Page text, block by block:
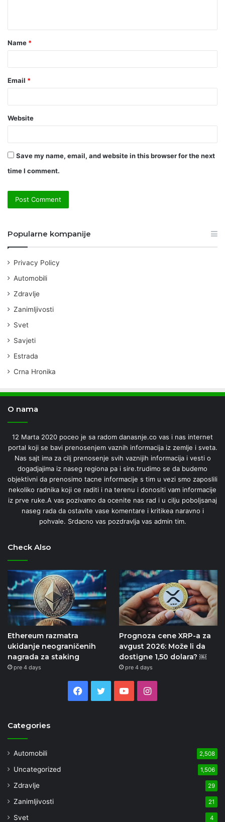
t
*
Name *
Email *
Website
Save my name, email, and website in this browser for the next
time I comment.
Popularne kompanije
Privacy Policy
Automobili
Zdravlje
Zanimljivosti
Svet
Savjeti
Estrada
Crna Hronika
O nama
12 Marta 2020 poceo je sa radom danasnje.co vas i nas internet
portal koji se bavi prenosenjem vaznih informacija iz zemlje i sveta.
Nas sajt ima za cilj prenosenje svih vaznijih informacija i vesti o
dogadjajima iz naseg regiona pa i sire.trudimo se da budemo
objektivni da prenosimo tacne informacije s tim u vezi smo zaposlili
nekoliko radnika koji ce raditi i na terenu i donositi vam informacije
iz prve ruke.A vas pozivamo da ocenite nas rad i u cilju poboljsanaj
naseg rada da ostavite vase komentare i kritikea naravno i
pohvale. Srdacno vas pozdravlja vas admin tim.
Check Also
Ethereum razmatra
ukidanje neograničenih
nagrada za staking
pre 4 days
Prognoza cene XRP-a za
avgust 2026: Može li da
dostigne 1,50 dolara? ￼
pre 4 days
Facebook
TwitterYouTubeInstagram
Categories
Automobili 2,508
Uncategorized 1,506
Zdravlje 29
Zanimljivosti 21
Svet 4